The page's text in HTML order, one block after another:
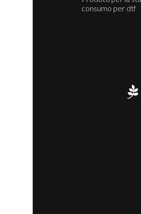
consumo per dtf